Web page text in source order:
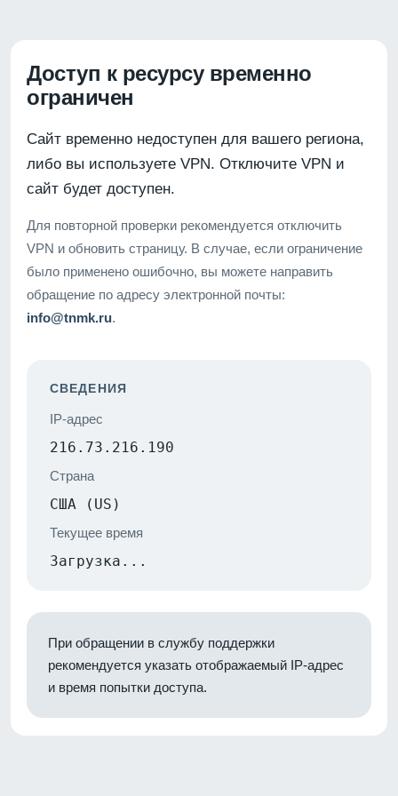
Доступ к ресурсу временно
ограничен
Сайт временно недоступен для вашего региона,
либо вы используете VPN. Отключите VPN и
сайт будет доступен.
Для повторной проверки рекомендуется отключить
VPN и обновить страницу. В случае, если ограничение
было применено ошибочно, вы можете направить
обращение по адресу электронной почты:
info@tnmk.ru.
СВЕДЕНИЯ
IP-адрес
216.73.216.190
Страна
США (US)
Текущее время
Загрузка...
При обращении в службу поддержки
рекомендуется указать отображаемый IP-адрес
и время попытки доступа.